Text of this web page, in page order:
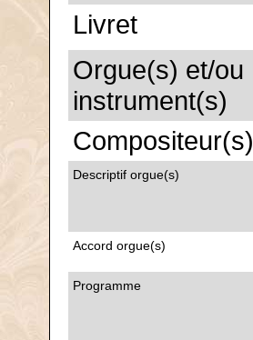
Livret
Orgue(s) et/ou
instrument(s)
Compositeur(s)
Descriptif orgue(s)
Accord orgue(s)
Programme